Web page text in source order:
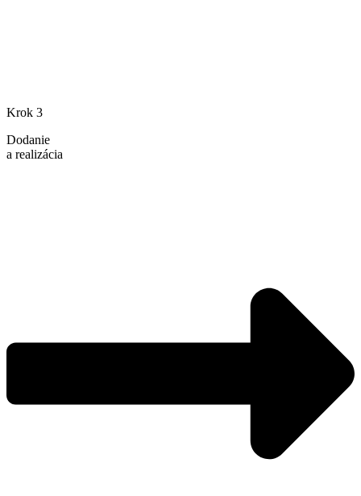
Krok 3
Dodanie
a realizácia